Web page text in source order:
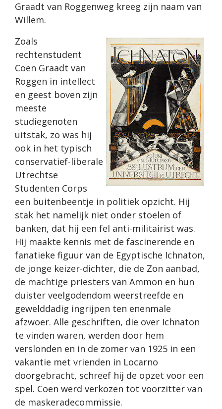
Graadt van Roggenweg kreeg zijn naam van
Willem.
Zoals
rechtenstudent
Coen Graadt van
Roggen in intellect
en geest boven zijn
meeste
studiegenoten
uitstak, zo was hij
ook in het typisch
conservatief-liberale
Utrechtse
Studenten Corps
een buitenbeentje in politiek opzicht. Hij
stak het namelijk niet onder stoelen of
banken, dat hij een fel anti-militairist was.
Hij maakte kennis met de fascinerende en
fanatieke figuur van de Egyptische Ichnaton,
de jonge keizer-dichter, die de Zon aanbad,
de machtige priesters van Ammon en hun
duister veelgodendom weerstreefde en
gewelddadig ingrijpen ten enenmale
afzwoer. Alle geschriften, die over Ichnaton
te vinden waren, werden door hem
verslonden en in de zomer van 1925 in een
vakantie met vrienden in Locarno
doorgebracht, schreef hij de opzet voor een
spel. Coen werd verkozen tot voorzitter van
de maskeradecommissie.